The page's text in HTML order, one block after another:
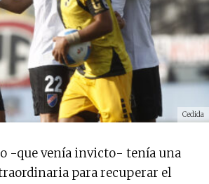
Cedida
-que venía invicto- tenía una
para recuperar el